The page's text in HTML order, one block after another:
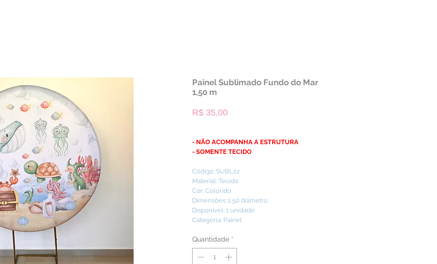
Painel Sublimado Fundo do Mar
1,50 m
R$ 35,00Preço
- NÃO ACOMPANHA A ESTRUTURA
- SOMENTE TECIDO
Código: SUBL22
Material: Tecido
Cor: Colorido
Dimensões: 1,50 diâmetro
Disponível: 1 unidade
Categoria: Painel
Quantidade *